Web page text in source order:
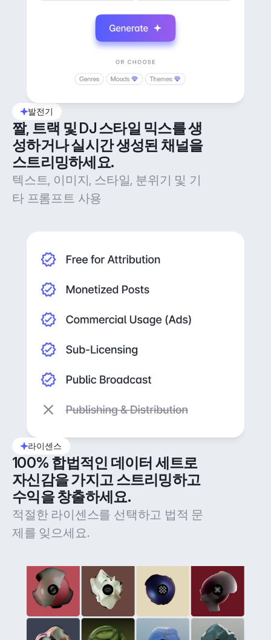
발전기
짤, 트랙 및 DJ 스타일 믹스를 생
성하거나 실시간 생성된 채널을
스트리밍하세요.
텍스트, 이미지, 스타일, 분위기 및 기
타 프롬프트 사용
라이센스
100% 합법적인 데이터 세트로
자신감을 가지고 스트리밍하고
수익을 창출하세요.
적절한 라이센스를 선택하고 법적 문
제를 잊으세요.